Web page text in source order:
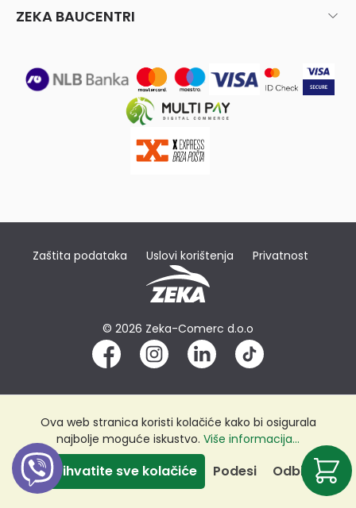
ZEKA BAUCENTRI
Zaštita podataka Uslovi korištenja Privatnost
© 2026 Zeka-Comerc d.o.o
Ova web stranica koristi kolačiće kako bi osigurala
najbolje moguće iskustvo. Više informacija...
Odbij
Podesi
Prihvatite sve kolačiće